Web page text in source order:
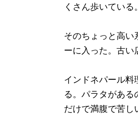
くさん歩いている。
そのちょっと高い
ーに入った。古い
インドネパール
る。パラタがあ
だけで満腹で苦し